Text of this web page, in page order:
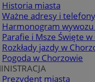
Historia miasta
Ważne adresy i telefony
Harmonogram
Parafie i Msze Święte
Rozkłady jazdy w
Pogoda w Chorzowie
Prezydent miasta